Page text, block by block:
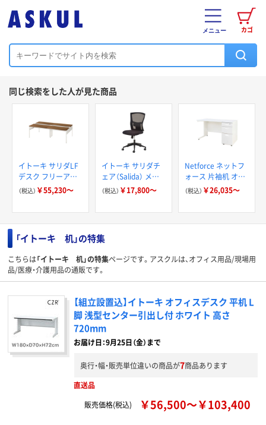
カゴ
メニュー
同じ検索をした人が見た商品
イトーキ サリダLF
デスク フリーアド
レスデスク 引出し
付き/無し 奥行
（税込） ￥55,230～
イトーキ サリダチ
ェア（Salida） メッ
シュ張り
（税込） ￥17,800～
Netforce ネットフ
ォース 片袖机 オフ
ィスデスク 天板/本
体ホワイト 奥行600
（税込） ￥26,035～
「イトーキ 机」の特集
こちらは「イトーキ 机」の特集ページです。アスクルは、オフィス用品/現場用
品/医療・介護用品の通販です。
【組立設置込】イトーキ オフィスデスク 平机 L
脚 浅型センター引出し付 ホワイト 高さ
720mm
お届け日：9月25日（金）まで
奥行・幅・販売単位違いの商品が7商品あります
直送品
販売価格(税込)
￥56,500～￥103,400